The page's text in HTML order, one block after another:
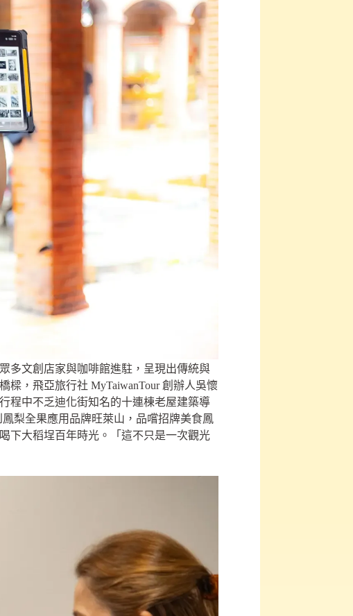
多文創店家與咖啡館進駐，呈現出傳統與
，飛亞旅行社 MyTaiwanTour 創辦人吳懷
程中不乏迪化街知名的十連棟老屋建築導
梨全果應用品牌旺萊山，品嚐招牌美食鳳
下大稻埕百年時光。「這不只是一次觀光